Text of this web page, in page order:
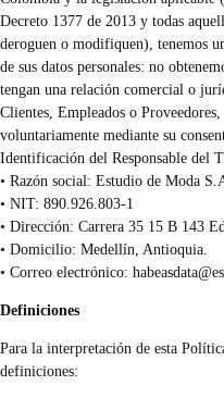
Decreto 1377 de 2013 y todas
deroguen o modifiquen), tenemos
de sus datos personales: no
tengan una relación comercial o
Clientes, Empleados o
voluntariamente mediante su
Identificación del Responsable del
• Razón social: Estudio de Moda
• NIT: 890.926.803-1
• Dirección: Carrera 35 15 B 143
• Domicilio: Medellín, Antioquia.
• Correo electrónico:
Definiciones
Para la interpretación de esta
definiciones: